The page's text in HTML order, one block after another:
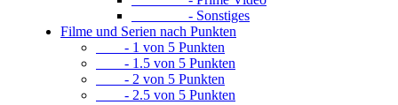
- Sonstiges
Filme und Serien nach Punkten
- 1 von 5 Punkten
- 1.5 von 5 Punkten
- 2 von 5 Punkten
- 2.5 von 5 Punkten